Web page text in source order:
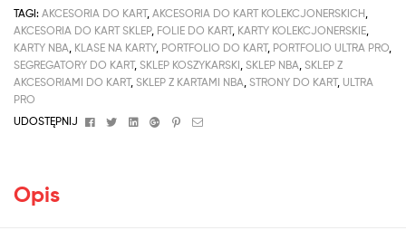
TAGI: AKCESORIA DO KART, AKCESORIA DO KART KOLEKCJONERSKICH,
AKCESORIA DO KART SKLEP, FOLIE DO KART, KARTY KOLEKCJONERSKIE,
KARTY NBA, KLASE NA KARTY, PORTFOLIO DO KART, PORTFOLIO ULTRA PRO,
SEGREGATORY DO KART, SKLEP KOSZYKARSKI, SKLEP NBA, SKLEP Z
AKCESORIAMI DO KART, SKLEP Z KARTAMI NBA, STRONY DO KART, ULTRA
PRO
UDOSTĘPNIJ
FacebookTwitterLinkedinGoogle+Pinterest
Email
Opis